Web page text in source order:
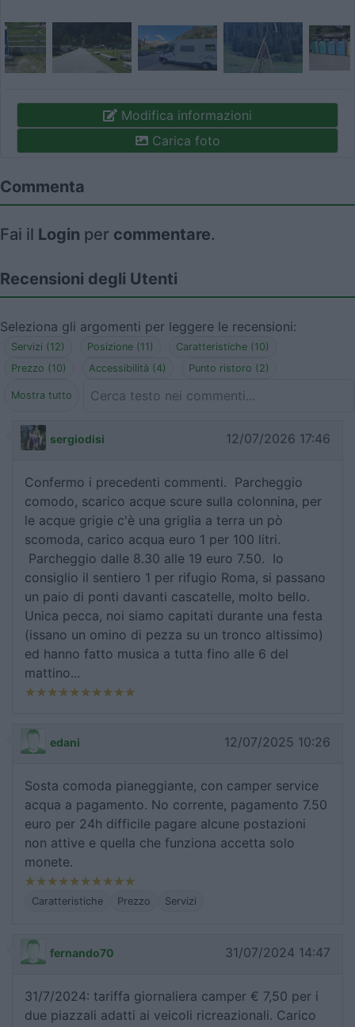
Modifica informazioni
Carica foto
Commenta
Fai il Login per commentare.
Recensioni degli Utenti
Seleziona gli argomenti per leggere le recensioni:
Servizi (12) Posizione (11)
Caratteristiche (10)
Prezzo (10)
Accessibilità (4) Punto ristoro (2)
Mostra tutto
sergiodisi 12/07/2026 17:46
Confermo i precedenti commenti. Parcheggio
comodo, scarico acque scure sulla colonnina, per
le acque grigie c'è una griglia a terra un pò
scomoda, carico acqua euro 1 per 100 litri.
Parcheggio dalle 8.30 alle 19 euro 7.50. Io
consiglio il sentiero 1 per rifugio Roma, si passano
un paio di ponti davanti cascatelle, molto bello.
Unica pecca, noi siamo capitati durante una festa
(issano un omino di pezza su un tronco altissimo)
ed hanno fatto musica a tutta fino alle 6 del
mattino...
edani 12/07/2025 10:26
Sosta comoda pianeggiante, con camper service
acqua a pagamento. No corrente, pagamento 7.50
euro per 24h difficile pagare alcune postazioni
non attive e quella che funziona accetta solo
monete.
Caratteristiche Prezzo Servizi
fernando70 31/07/2024 14:47
31/7/2024: tariffa giornaliera camper € 7,50 per i
due piazzali adatti ai veicoli ricreazionali. Carico